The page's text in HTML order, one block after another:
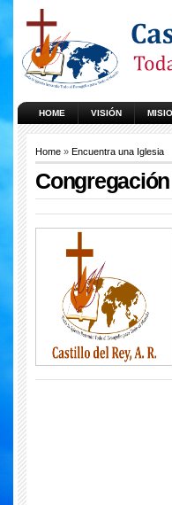
HOME VISIÓN
Home » Encuentra una Iglesia